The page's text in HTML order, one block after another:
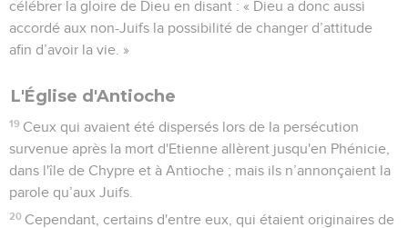
célébrer la gloire de Dieu en disant : « Dieu a donc aussi
accordé aux non-Juifs la possibilité de changer d’attitude
afin d’avoir la vie. »
L'Église d'Antioche
19 Ceux qui avaient été dispersés lors de la persécution
survenue après la mort d'Etienne allèrent jusqu'en Phénicie,
dans l'île de Chypre et à Antioche ; mais ils n’annonçaient la
parole qu’aux Juifs.
20 Cependant, certains d'entre eux, qui étaient originaires de